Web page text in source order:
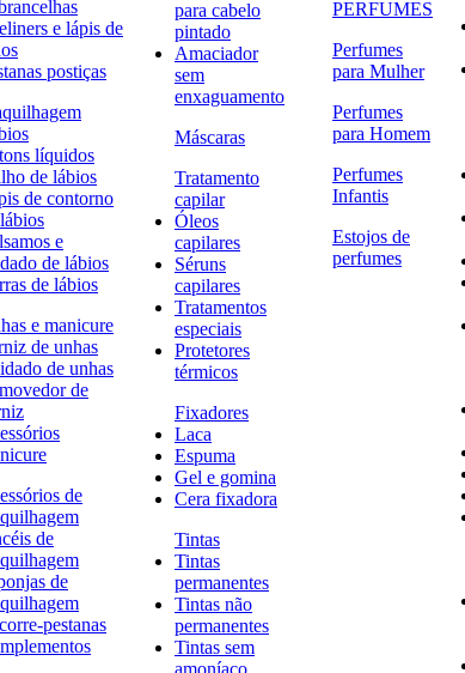
e lápis de
postiças
líquidos
de lábios
de contorno
e
de lábios
de lábios
e manicure
de unhas
de unhas
de
de
de
de
pestanas
para cabelo
pintado
Amaciador
sem
enxaguamento
Máscaras
Tratamento
capilar
Óleos
capilares
Séruns
capilares
Tratamentos
especiais
Protetores
térmicos
Fixadores
Laca
Espuma
Gel e gomina
Cera fixadora
Tintas
Tintas
permanentes
Tintas não
permanentes
Tintas sem
amoníaco
PERFUMES
Perfumes
para Mulher
Perfumes
para Homem
Perfumes
Infantis
Estojos de
perfumes